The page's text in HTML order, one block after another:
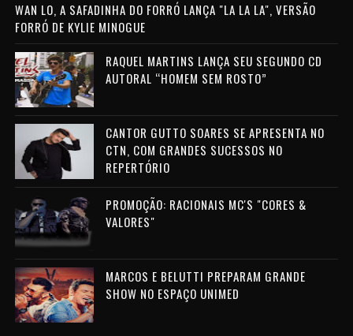
WAN LO, A SAFADINHA DO FORRÓ LANÇA "LA LA LA", VERSÃO
FORRÓ DE KYLIE MINOGUE
RAQUEL MARTINS LANÇA SEU SEGUNDO CD
AUTORAL “HOMEM SEM ROSTO”
CANTOR GUTTO SOARES SE APRESENTA NO
CTN, COM GRANDES SUCESSOS NO
REPERTÓRIO
PROMOÇÃO: RACIONAIS MC'S "CORES &
VALORES"
MARCOS E BELUTTI PREPARAM GRANDE
SHOW NO ESPAÇO UNIMED